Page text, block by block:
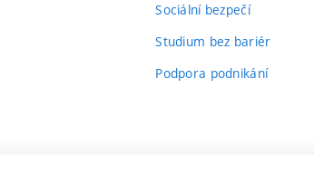
Sociální bezpečí
Studium bez bariér
Podpora podnikání